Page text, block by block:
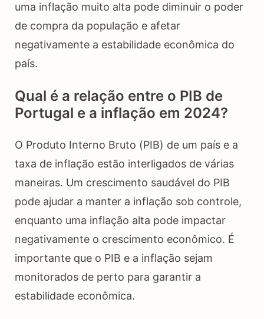
uma inflação muito alta pode diminuir o poder
de compra da população e afetar
negativamente a estabilidade econômica do
país.
Qual é a relação entre o PIB de
Portugal e a inflação em 2024?
O Produto Interno Bruto (PIB) de um país e a
taxa de inflação estão interligados de várias
maneiras. Um crescimento saudável do PIB
pode ajudar a manter a inflação sob controle,
enquanto uma inflação alta pode impactar
negativamente o crescimento econômico. É
importante que o PIB e a inflação sejam
monitorados de perto para garantir a
estabilidade econômica.